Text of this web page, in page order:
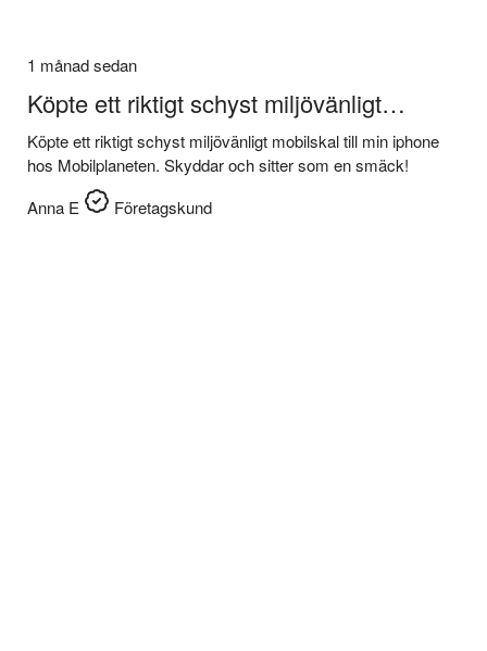
1 månad sedan
Köpte ett riktigt schyst miljövänligt…
Köpte ett riktigt schyst miljövänligt mobilskal till min iphone
hos Mobilplaneten. Skyddar och sitter som en smäck!
Anna E
Företagskund